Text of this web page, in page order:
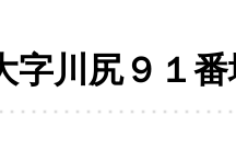
字川尻９１番